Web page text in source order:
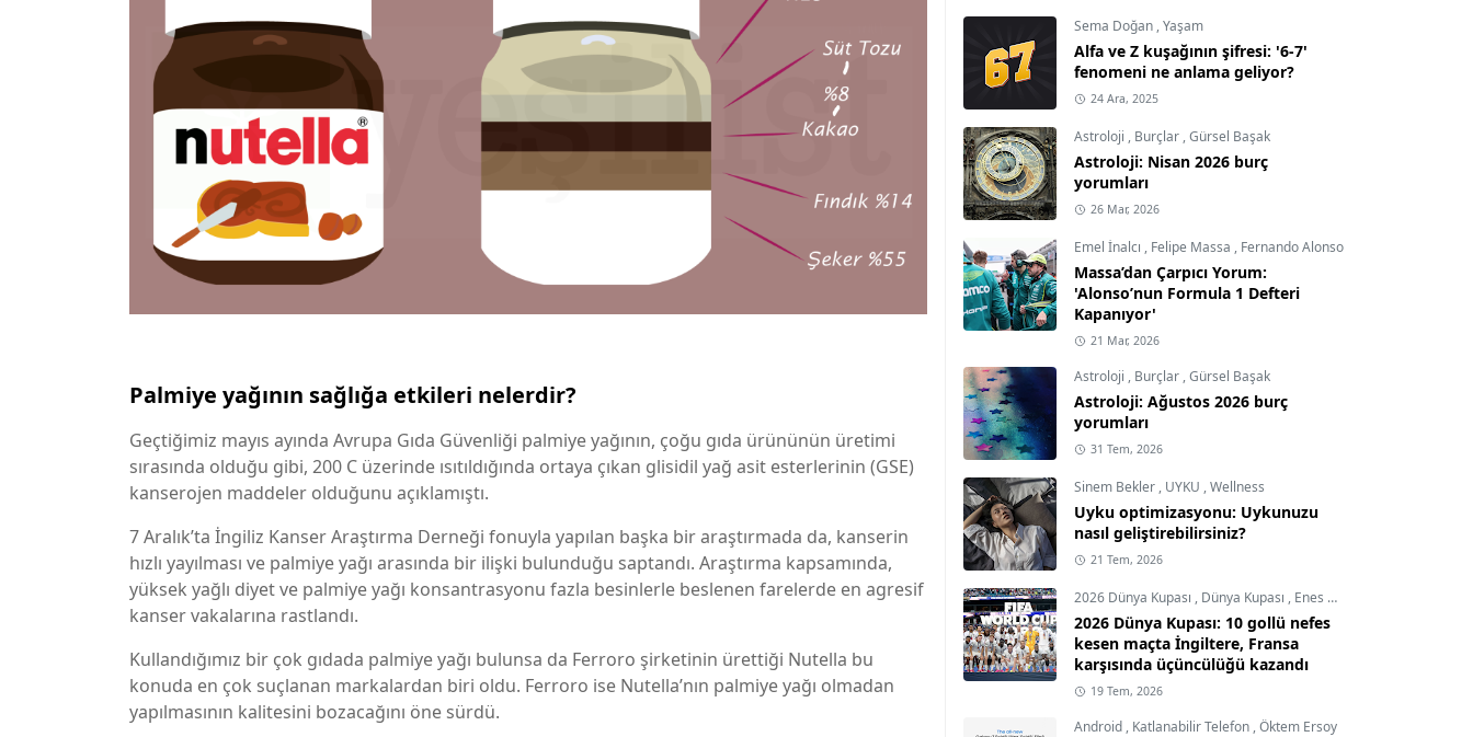
Palmiye yağının sağlığa etkileri nelerdir?
Geçtiğimiz mayıs ayında Avrupa Gıda Güvenliği palmiye yağının, çoğu gıda ürününün üretimi
sırasında olduğu gibi, 200 C üzerinde ısıtıldığında ortaya çıkan glisidil yağ asit esterlerinin (GSE)
kanserojen maddeler olduğunu açıklamıştı.
7 Aralık’ta İngiliz Kanser Araştırma Derneği fonuyla yapılan başka bir araştırmada da, kanserin
hızlı yayılması ve palmiye yağı arasında bir ilişki bulunduğu saptandı. Araştırma kapsamında,
yüksek yağlı diyet ve palmiye yağı konsantrasyonu fazla besinlerle beslenen farelerde en agresif
kanser vakalarına rastlandı.
Kullandığımız bir çok gıdada palmiye yağı bulunsa da Ferroro şirketinin ürettiği Nutella bu
konuda en çok suçlanan markalardan biri oldu. Ferroro ise Nutella’nın palmiye yağı olmadan
yapılmasının kalitesini bozacağını öne sürdü.
Sema Doğan ,Yaşam
Alfa ve Z kuşağının şifresi: '6-7'
fenomeni ne anlama geliyor?
24 Ara, 2025
Astroloji , Burçlar ,Gürsel Başak
Astroloji: Nisan 2026 burç
yorumları
26 Mar, 2026
Emel İnalcı , Felipe Massa , Fernando Alonso
Massa’dan Çarpıcı Yorum:
'Alonso’nun Formula 1 Defteri
Kapanıyor'
21 Mar, 2026
Astroloji , Burçlar ,Gürsel Başak
Astroloji: Ağustos 2026 burç
yorumları
31 Tem, 2026
Sinem Bekler , UYKU ,Wellness
Uyku optimizasyonu: Uykunuzu
nasıl geliştirebilirsiniz?
21 Tem, 2026
2026 Dünya Kupası , Dünya Kupası , Enes Demircioğlu
2026 Dünya Kupası: 10 gollü nefes
kesen maçta İngiltere, Fransa
karşısında üçüncülüğü kazandı
19 Tem, 2026
Android , Katlanabilir Telefon ,Öktem Ersoy